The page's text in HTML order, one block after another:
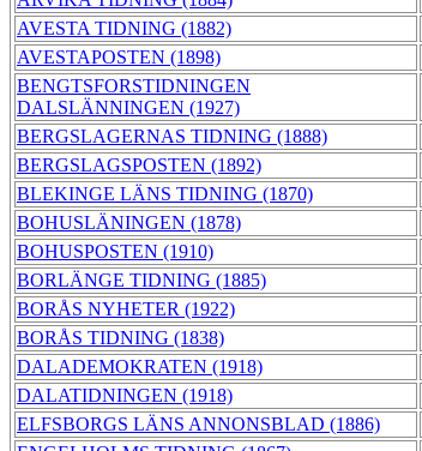
AVESTA TIDNING (1882)
AVESTAPOSTEN (1898)
BENGTSFORSTIDNINGEN
DALSLÄNNINGEN (1927)
BERGSLAGERNAS TIDNING (1888)
BERGSLAGSPOSTEN (1892)
BLEKINGE LÄNS TIDNING (1870)
BOHUSLÄNINGEN (1878)
BOHUSPOSTEN (1910)
BORLÄNGE TIDNING (1885)
BORÅS NYHETER (1922)
BORÅS TIDNING (1838)
DALADEMOKRATEN (1918)
DALATIDNINGEN (1918)
ELFSBORGS LÄNS ANNONSBLAD (1886)